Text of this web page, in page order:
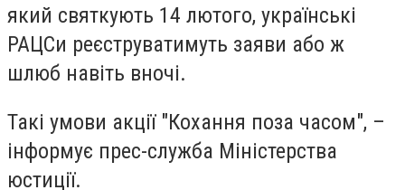
який святкують 14 лютого, українські
РАЦСи реєструватимуть заяви або ж
шлюб навіть вночі.
Такі умови акції "Кохання поза часом", –
інформує прес-служба Міністерства
юстиції.